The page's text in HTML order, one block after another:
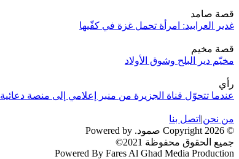
قصة صامد
غدير العرابيد: امرأة تحمل غزة في كفّيها
قصة مخيم
مخيّم دير البلح وشوق الأولاد
رأي
عندما تتحوّل قناة الجزيرة من منبر إعلامي إلى منصة دعائية
من نحن| اتصل بنا
© 2026 Copyright صمود. Powered by
جميع الحقوق محفوظة 2021©
Powered By Fares Al Ghad Media Production